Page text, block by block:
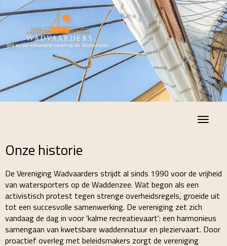
Onze historie
De Vereniging Wadvaarders strijdt al sinds 1990 voor de vrijheid
van watersporters op de Waddenzee. Wat begon als een
activistisch protest tegen strenge overheidsregels, groeide uit
tot een succesvolle samenwerking. De vereniging zet zich
vandaag de dag in voor 'kalme recreatievaart': een harmonieus
samengaan van kwetsbare waddennatuur en pleziervaart. Door
proactief overleg met beleidsmakers zorgt de vereniging